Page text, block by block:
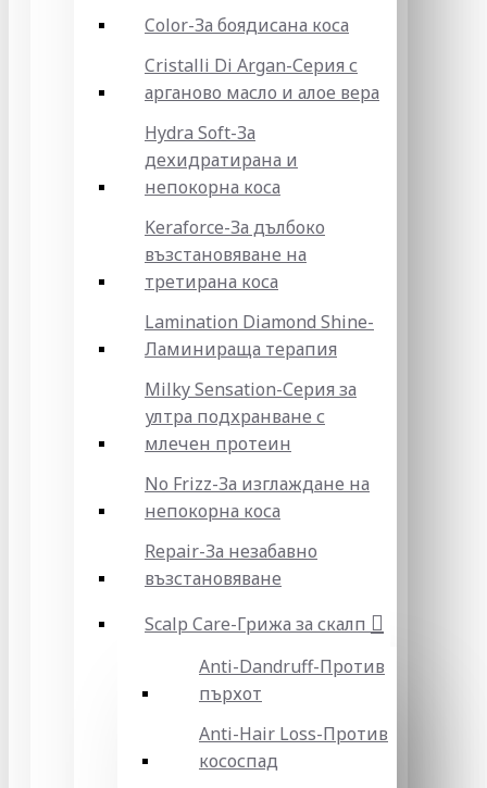
Color-За боядисана коса
Cristalli Di Argan-Серия с
арганово масло и алое вера
Hydra Soft-За
дехидратирана и
непокорна коса
Keraforce-За дълбоко
възстановяване на
третирана коса
Lamination Diamond Shine-
Ламинираща терапия
Milky Sensation-Серия за
ултра подхранване с
млечен протеин
No Frizz-За изглаждане на
непокорна коса
Repair-За незабавно
възстановяване
Scalp Care-Грижа за скалп
Anti-Dandruff-Против
пърхот
Anti-Hair Loss-Против
кососпад